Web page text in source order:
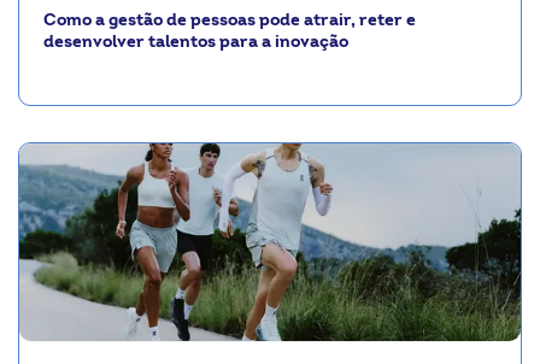
Como a gestão de pessoas pode atrair, reter e
desenvolver talentos para a inovação